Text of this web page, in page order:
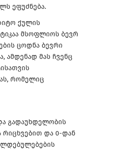
ეფუძნება.
ქულის
მსოფლიოს ბევრ
ცოდნა ბევრი
ამდენად მას ჩვენც
რომელიც
გადაუხდელობის
რიცხვებით და 0-დან